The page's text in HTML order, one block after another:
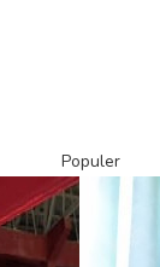
Populer